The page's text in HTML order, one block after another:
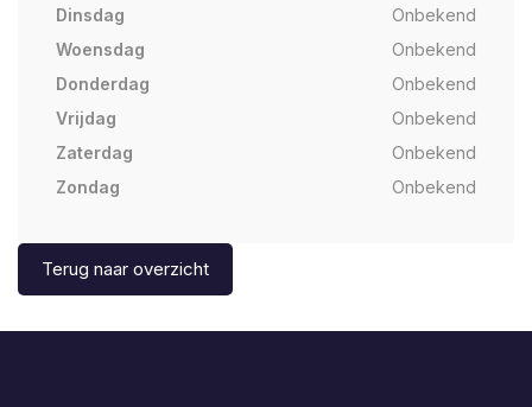
Dinsdag
Onbekend
Woensdag
Onbekend
Donderdag
Onbekend
Vrijdag
Onbekend
Zaterdag
Onbekend
Zondag
Onbekend
Terug naar overzicht